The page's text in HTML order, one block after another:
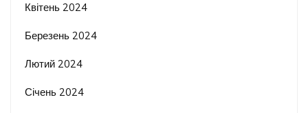
Квітень 2024
Березень 2024
Лютий 2024
Січень 2024